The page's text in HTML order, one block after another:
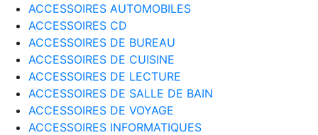
ACCESSOIRES AUTOMOBILES
ACCESSOIRES CD
ACCESSOIRES DE BUREAU
ACCESSOIRES DE CUISINE
ACCESSOIRES DE LECTURE
ACCESSOIRES DE SALLE DE BAIN
ACCESSOIRES DE VOYAGE
ACCESSOIRES INFORMATIQUES